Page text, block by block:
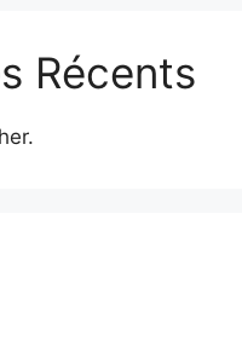
Récents